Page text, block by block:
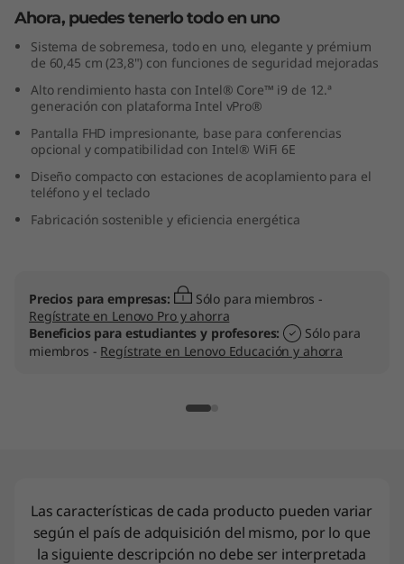
O
2
3
Ahora, puedes tenerlo todo en uno
Sistema de sobremesa, todo en uno, elegante y prémium
de 60,45 cm (23,8") con funciones de seguridad mejoradas
Alto rendimiento hasta con Intel® Core™ i9 de 12.ª
generación con plataforma Intel vPro®
Pantalla FHD impresionante, base para conferencias
opcional y compatibilidad con Intel® WiFi 6E
Diseño compacto con estaciones de acoplamiento para el
teléfono y el teclado
Fabricación sostenible y eficiencia energética
Precios para empresas:
Sólo para miembros -
Regístrate en Lenovo Pro y ahorra
Beneficios para estudiantes y profesores:
Sólo para
miembros - Regístrate en Lenovo Educación y ahorra
Las características de cada producto pueden variar
según el país de adquisición del mismo, por lo que
la siguiente descripción no debe ser interpretada